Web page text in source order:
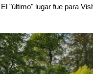
"último" lugar fue para